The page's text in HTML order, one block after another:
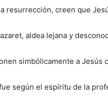
resurrección, creen que
aldea lejana y
simbólicamente a Jesús
según el espíritu de la